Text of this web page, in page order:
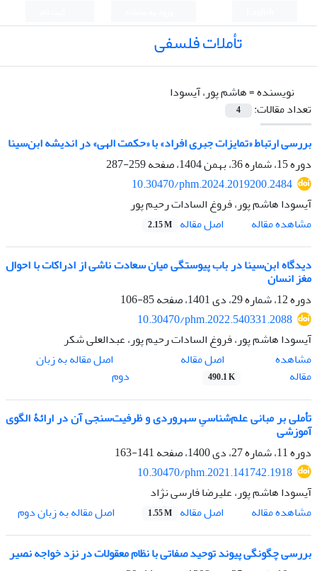
تأملات فلسفی
نویسنده =هاشم پور، آیسودا
تعداد مقالات:
4
بررسی ارتباط «تمایزات جبری افراد» با «حکمت الهی» در اندیشه ابن‌سینا
دوره 15، شماره 36، بهمن 1404، صفحه
259-287
10.30470/phm.2024.2019200.2484
آیسودا هاشم پور، فروغ السادات رحیم پور
مشاهده مقاله
اصل مقاله 2.15 M
دیدگاه ابن‌سینا در باب پیوستگی میان سعادت ناشی از ادراکات با احوال
مغز انسان
دوره 12، شماره 29، دی 1401، صفحه
85-106
10.30470/phm.2022.540331.2088
آیسودا هاشم پور، فروغ السادات رحیم پور، عبدالعلی شکر
مشاهده
مقاله
اصل مقاله
490.1 K
اصل مقاله به زبان
دوم
تأملی بر مبانی علم‌شناسیِ سهروردی و ظرفیت‌سنجی آن در ارائۀ الگوی
آموزشی
دوره 11، شماره 27، دی 1400، صفحه
141-163
10.30470/phm.2021.141742.1918
آیسودا هاشم پور، علیرضا فارسی نژاد
مشاهده مقاله
اصل مقاله 1.55 M
اصل مقاله به زبان دوم
بررسی چگونگی پیوند توحید صفاتی با نظام معقولات در نزد خواجه نصیر